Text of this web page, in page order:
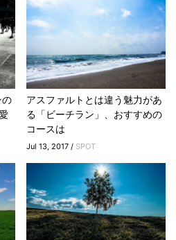
の
アスファルトとは違う魅力があ
る「ビーチラン」、おすすめの
コースは
Jul 13, 2017 / SPOT